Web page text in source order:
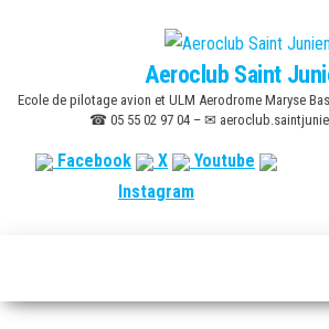
content
Aeroclub Saint
Ecole de pilotage avion et ULM Aerodrome Maryse
☎ 05 55 02 97 04 – ✉
Facebook X
Youtube
Instagram